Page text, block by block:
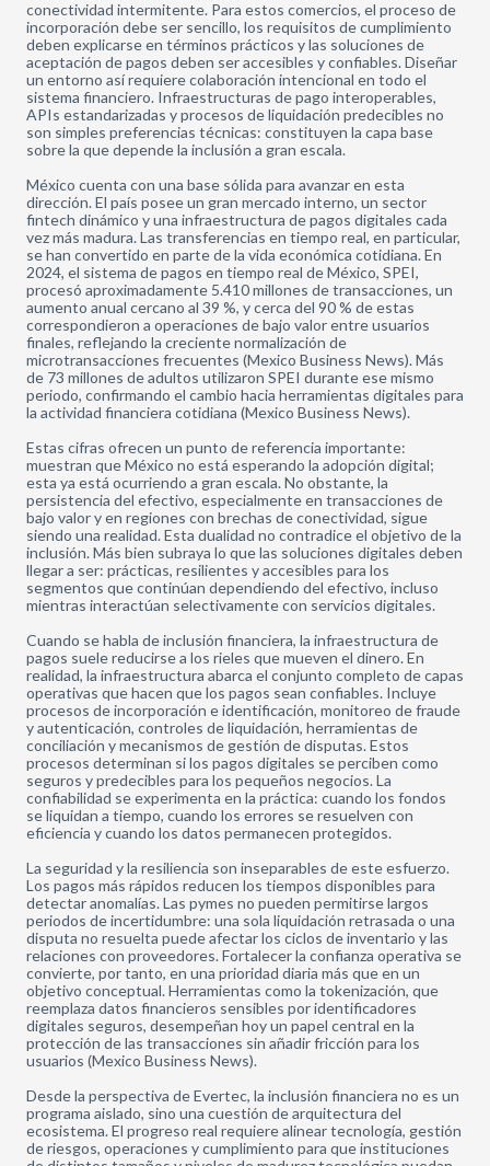
conectividad intermitente. Para estos comercios, el proceso de
incorporación debe ser sencillo, los requisitos de cumplimiento
deben explicarse en términos prácticos y las soluciones de
aceptación de pagos deben ser accesibles y confiables. Diseñar
un entorno así requiere colaboración intencional en todo el
sistema financiero. Infraestructuras de pago interoperables,
APIs estandarizadas y procesos de liquidación predecibles no
son simples preferencias técnicas: constituyen la capa base
sobre la que depende la inclusión a gran escala.
México cuenta con una base sólida para avanzar en esta
dirección. El país posee un gran mercado interno, un sector
fintech dinámico y una infraestructura de pagos digitales cada
vez más madura. Las transferencias en tiempo real, en particular,
se han convertido en parte de la vida económica cotidiana. En
2024, el sistema de pagos en tiempo real de México, SPEI,
procesó aproximadamente 5.410 millones de transacciones, un
aumento anual cercano al 39 %, y cerca del 90 % de estas
correspondieron a operaciones de bajo valor entre usuarios
finales, reflejando la creciente normalización de
microtransacciones frecuentes (Mexico Business News). Más
de 73 millones de adultos utilizaron SPEI durante ese mismo
periodo, confirmando el cambio hacia herramientas digitales para
la actividad financiera cotidiana (Mexico Business News).
Estas cifras ofrecen un punto de referencia importante:
muestran que México no está esperando la adopción digital;
esta ya está ocurriendo a gran escala. No obstante, la
persistencia del efectivo, especialmente en transacciones de
bajo valor y en regiones con brechas de conectividad, sigue
siendo una realidad. Esta dualidad no contradice el objetivo de la
inclusión. Más bien subraya lo que las soluciones digitales deben
llegar a ser: prácticas, resilientes y accesibles para los
segmentos que continúan dependiendo del efectivo, incluso
mientras interactúan selectivamente con servicios digitales.
Cuando se habla de inclusión financiera, la infraestructura de
pagos suele reducirse a los rieles que mueven el dinero. En
realidad, la infraestructura abarca el conjunto completo de capas
operativas que hacen que los pagos sean confiables. Incluye
procesos de incorporación e identificación, monitoreo de fraude
y autenticación, controles de liquidación, herramientas de
conciliación y mecanismos de gestión de disputas. Estos
procesos determinan si los pagos digitales se perciben como
seguros y predecibles para los pequeños negocios. La
confiabilidad se experimenta en la práctica: cuando los fondos
se liquidan a tiempo, cuando los errores se resuelven con
eficiencia y cuando los datos permanecen protegidos.
La seguridad y la resiliencia son inseparables de este esfuerzo.
Los pagos más rápidos reducen los tiempos disponibles para
detectar anomalías. Las pymes no pueden permitirse largos
periodos de incertidumbre: una sola liquidación retrasada o una
disputa no resuelta puede afectar los ciclos de inventario y las
relaciones con proveedores. Fortalecer la confianza operativa se
convierte, por tanto, en una prioridad diaria más que en un
objetivo conceptual. Herramientas como la tokenización, que
reemplaza datos financieros sensibles por identificadores
digitales seguros, desempeñan hoy un papel central en la
protección de las transacciones sin añadir fricción para los
usuarios (Mexico Business News).
Desde la perspectiva de Evertec, la inclusión financiera no es un
programa aislado, sino una cuestión de arquitectura del
ecosistema. El progreso real requiere alinear tecnología, gestión
de riesgos, operaciones y cumplimiento para que instituciones